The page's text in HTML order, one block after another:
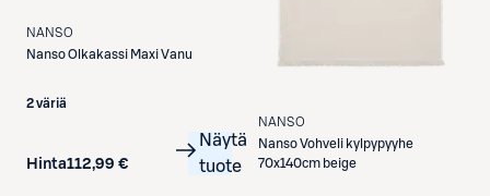
NANSO
NansoOlkakassi Maxi Vanu
2 väriä
Hinta112,99 €
Näytä
tuote
NANSO
NansoVohveli kylpypyyhe
70x140cm beige